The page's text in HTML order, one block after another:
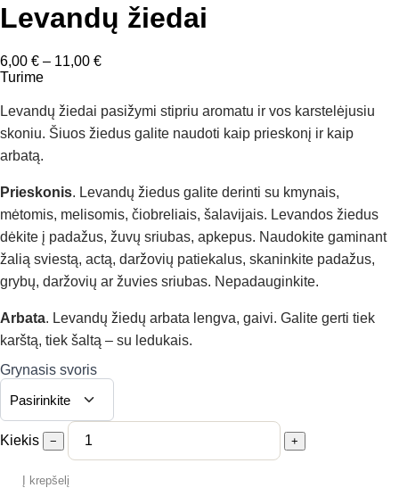
Levandų žiedai
6,00 € – 11,00 €Price
through
11,00 €
Turime
Levandų žiedai pasižymi stipriu aromatu ir vos karstelėjusiu
skoniu. Šiuos žiedus galite naudoti kaip prieskonį ir kaip
arbatą.
Prieskonis. Levandų žiedus galite derinti su kmynais,
mėtomis, melisomis, čiobreliais, šalavijais. Levandos žiedus
dėkite į padažus, žuvų sriubas, apkepus. Naudokite gaminant
žalią sviestą, actą, daržovių patiekalus, skaninkite padažus,
grybų, daržovių ar žuvies sriubas. Nepadauginkite.
Arbata. Levandų žiedų arbata lengva, gaivi. Galite gerti tiek
karštą, tiek šaltą – su ledukais.
Grynasis svoris
Kiekis − +
Į krepšelį